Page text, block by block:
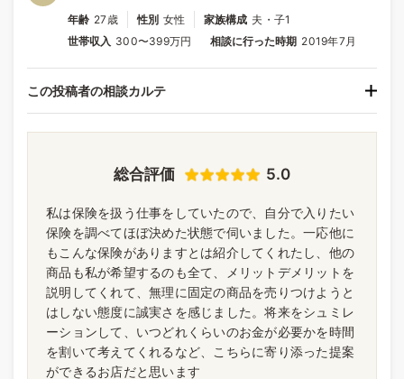
年齢 27歳 性別 女性 家族構成 夫・子1
世帯収入 300〜399万円 相談に行った時期 2019年7月
この投稿者の相談カルテ
総合評価 5.0
私は保険を扱う仕事をしていたので、自分で入りたい
保険を調べてほぼ決めた状態で伺いました。一応他に
もこんな保険がありますとは紹介してくれたし、他の
商品も私が希望するのも全て、メリットデメリットを
説明してくれて、無理に固定の商品を売りつけようと
はしない態度に誠実さを感じました。将来をシュミレ
ーションして、いつどれくらいのお金が必要かを時間
を割いて考えてくれるなど、こちらに寄り添った提案
ができるお店だと思います